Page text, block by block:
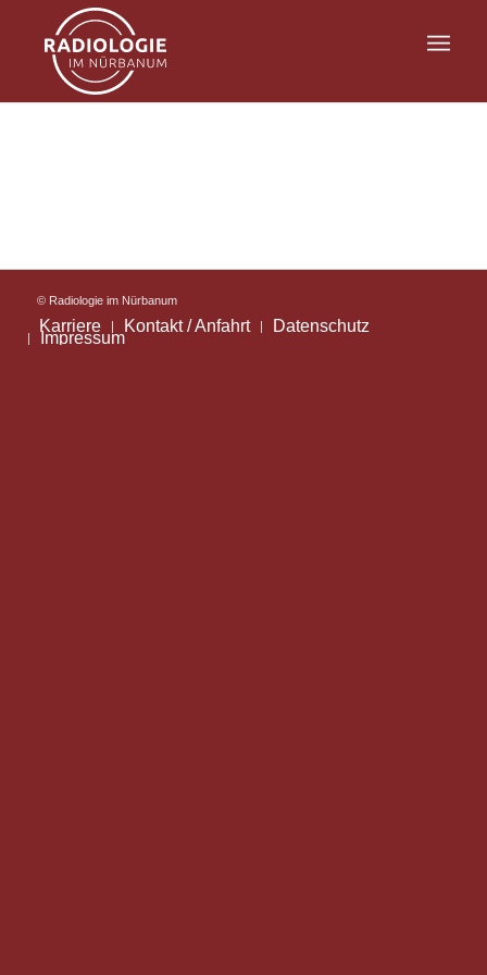
© Radiologie im Nürbanum
Karriere Kontakt / Anfahrt Datenschutz
Impressum